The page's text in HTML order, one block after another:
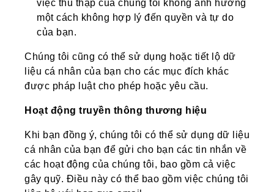
việc thu thập của chúng tôi không ảnh hưởng
một cách không hợp lý đến quyền và tự do
của bạn.
Chúng tôi cũng có thể sử dụng hoặc tiết lộ dữ
liệu cá nhân của bạn cho các mục đích khác
được pháp luật cho phép hoặc yêu cầu.
Hoạt động truyền thông thương hiệu
Khi bạn đồng ý, chúng tôi có thể sử dụng dữ liệu
cá nhân của bạn để gửi cho bạn các tin nhắn về
các hoạt động của chúng tôi, bao gồm cả việc
gây quỹ. Điều này có thể bao gồm việc chúng tôi